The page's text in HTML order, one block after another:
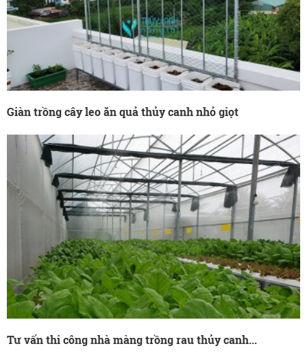
Giàn trồng cây leo ăn quả thủy canh nhỏ giọt
Tư vấn thi công nhà màng trồng rau thủy canh...